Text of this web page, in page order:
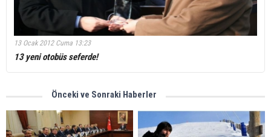
13 Ocak 2012 Cuma 13:23
13 yeni otobüs seferde!
Önceki ve Sonraki Haberler